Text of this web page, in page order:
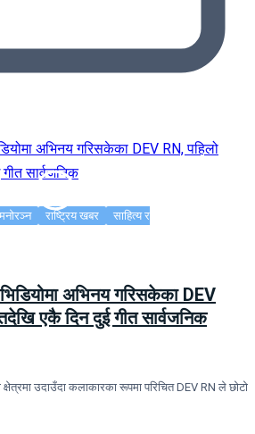
मनोरञ्न राष्ट्रिय खबर
साहित्य र
अभिनय गरिसकेका DEV
एकै दिन दुई गीत सार्वजनिक
उदाउँदा कलाकारका रूपमा परिचित DEV RN ले छोटो